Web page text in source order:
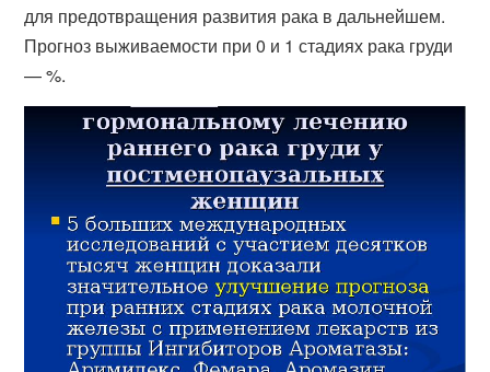
для предотвращения развития рака в дальнейшем.
Прогноз выживаемости при 0 и 1 стадиях рака груди
— %.